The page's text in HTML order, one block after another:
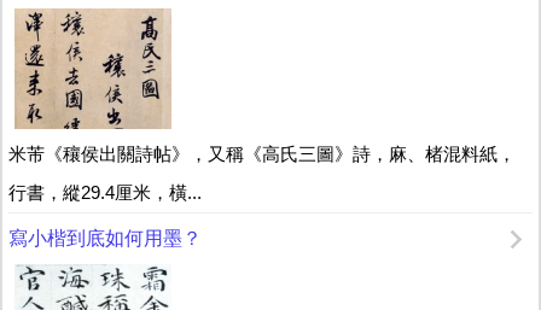
米芾《穰侯出關詩帖》，又稱《高氏三圖》詩，麻、楮混料紙，
行書，縱29.4厘米，橫...
寫小楷到底如何用墨？